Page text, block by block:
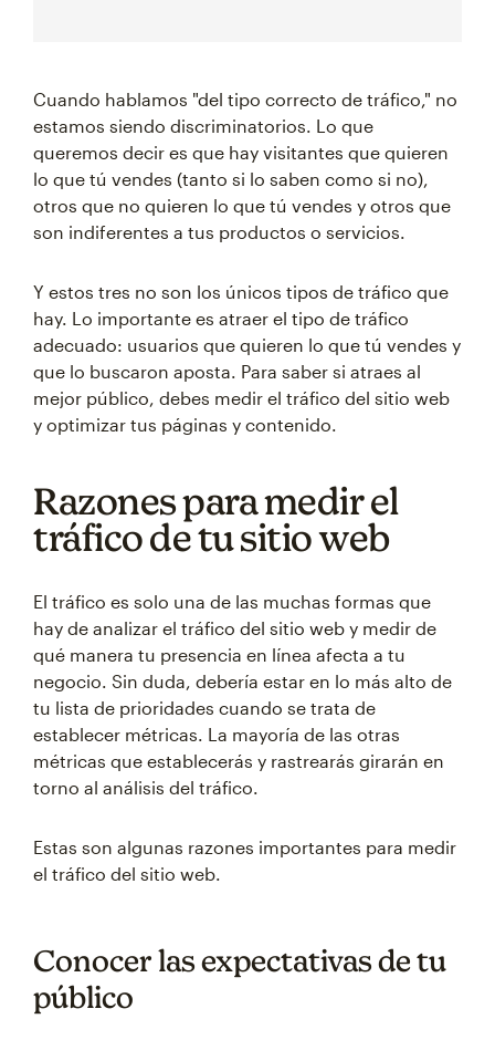
Cuando hablamos "del tipo correcto de tráfico," no
estamos siendo discriminatorios. Lo que
queremos decir es que hay visitantes que quieren
lo que tú vendes (tanto si lo saben como si no),
otros que no quieren lo que tú vendes y otros que
son indiferentes a tus productos o servicios.
Y estos tres no son los únicos tipos de tráfico que
hay. Lo importante es atraer el tipo de tráfico
adecuado: usuarios que quieren lo que tú vendes y
que lo buscaron aposta. Para saber si atraes al
mejor público, debes medir el tráfico del sitio web
y optimizar tus páginas y contenido.
Razones para medir el
tráfico de tu sitio web
El tráfico es solo una de las muchas formas que
hay de analizar el tráfico del sitio web y medir de
qué manera tu presencia en línea afecta a tu
negocio. Sin duda, debería estar en lo más alto de
tu lista de prioridades cuando se trata de
establecer métricas. La mayoría de las otras
métricas que establecerás y rastrearás girarán en
torno al análisis del tráfico.
Estas son algunas razones importantes para medir
el tráfico del sitio web.
Conocer las expectativas de tu
público